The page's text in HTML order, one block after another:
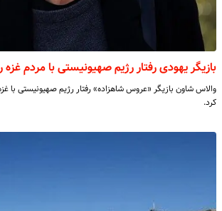
بازیگر یهودی رفتار رژیم صهیونیستی با مردم غزه
والاس شاون بازیگر «عروس شاهزاده» رفتار رژیم صهیونیستی با
کرد.